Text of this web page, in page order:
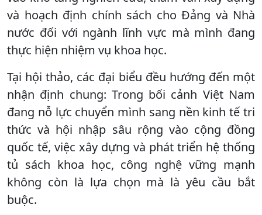
và hoạch định chính sách cho Đảng và Nhà
nước đối với ngành lĩnh vực mà mình đang
thực hiện nhiệm vụ khoa học.
Tại hội thảo, các đại biểu đều hướng đến một
nhận định chung: Trong bối cảnh Việt Nam
đang nỗ lực chuyển mình sang nền kinh tế tri
thức và hội nhập sâu rộng vào cộng đồng
quốc tế, việc xây dựng và phát triển hệ thống
tủ sách khoa học, công nghệ vững mạnh
không còn là lựa chọn mà là yêu cầu bắt
buộc.